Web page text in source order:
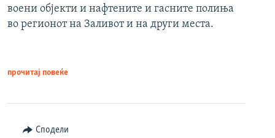
воени објекти и нафтените и гасните полиња
во регионот на Заливот и на други места.
прочитај повеќе
Сподели